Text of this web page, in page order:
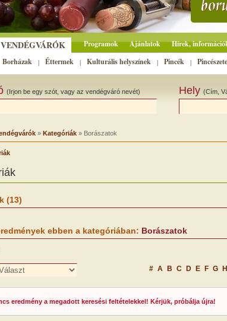
VENDÉGVÁRÓK Programok Ajánlatok Hírek,
Borházak | Éttermek | Kulturális helyszínek | Pincék |
(Irjon be egy szót, vagy az vendégváró nevét) Hely(Cím,
» Kategóriák» Borászatok
(13)
ebben a kategóriában: Borászatok
# A B C D E F G H
eredmény a megadott keresési feltételekkel! Kérjük, próbálja újra!